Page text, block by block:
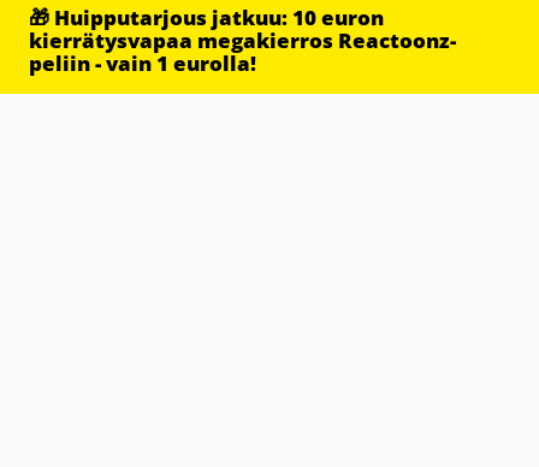
🎁 Huipputarjous jatkuu: 10 euron
kierrätysvapaa megakierros Reactoonz-
peliin - vain 1 eurolla!